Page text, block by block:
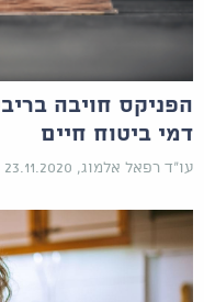
דמי ביטוח חיים
עו"ד רפאל אלמוג, 23.11.2020